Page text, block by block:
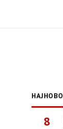
НАЈНОВО
8